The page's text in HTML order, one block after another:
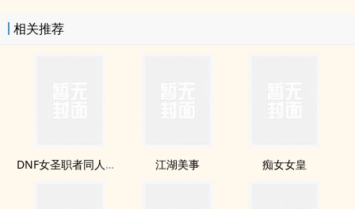
相关推荐
DNF女圣职者同人：yin堕魔窟 江湖美事 痴女女皇